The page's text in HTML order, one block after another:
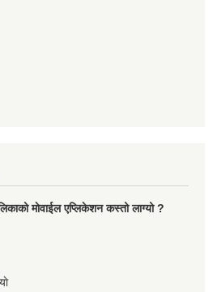
माेवाईल एप्लिकेशन कस्तो लाग्यो ?